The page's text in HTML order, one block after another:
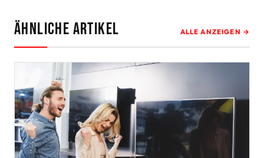
Ähnliche Artikel ALLE ANZEIGEN →